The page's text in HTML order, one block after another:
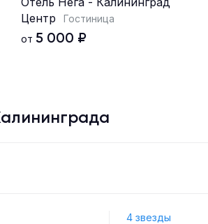
Центр
Гостиница
от5 000 ₽
4 звезды